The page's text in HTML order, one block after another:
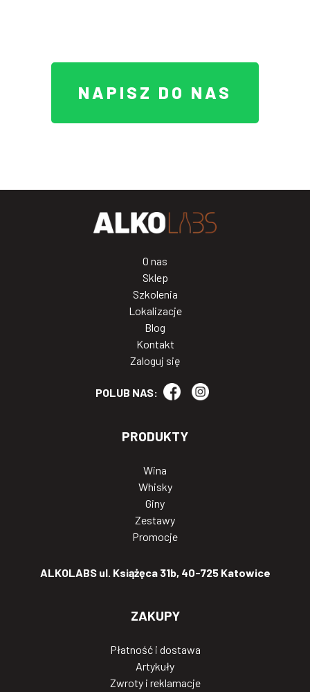
NAPISZ DO NAS
O nas
Sklep
Szkolenia
Lokalizacje
Blog
Kontakt
Zaloguj się
POLUB NAS:
PRODUKTY
Wina
Whisky
Giny
Zestawy
Promocje
ALKOLABS ul. Książęca 31b, 40-725 Katowice
ZAKUPY
Płatność i dostawa
Artykuły
Zwroty i reklamacje